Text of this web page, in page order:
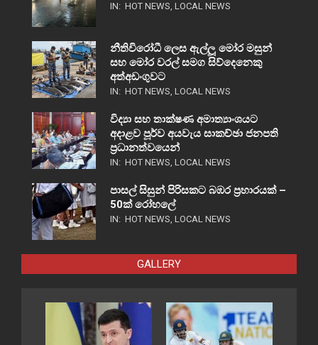
IN: HOT NEWS, LOCAL NEWS
නීතිවිරෝධී ලෙස ඇල්ලූ මෝර මසුන්
සහ මෝර වරල් සමග සිව්දෙනෙකු
අත්අඩංගුවට
IN: HOT NEWS, LOCAL NEWS
විද්‍යා සහ තාක්ෂණ අමාත්‍යාංශයට
අදාළව පූර්ව අයවැය සාකච්ඡා ජනපති
ප්‍රධානත්වයෙන්
IN: HOT NEWS, LOCAL NEWS
පාසල් සිසුන් පිරිසකට බඹර ප්‍රහාරයක් –
50ක් රෝහලේ
IN: HOT NEWS, LOCAL NEWS
GALLERY